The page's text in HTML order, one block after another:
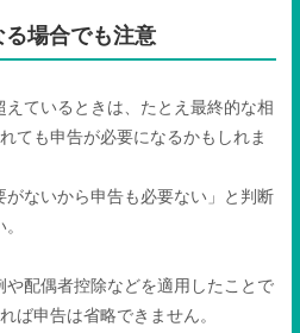
る場合でも注意
ているときは、たとえ最終的な相
ても申告が必要になるかもしれま
ないから申告も必要ない」と判断
配偶者控除などを適用したことで
ば申告は省略できません。